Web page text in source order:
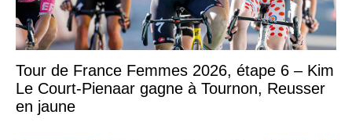
Tour de France Femmes 2026, étape 6 – Kim
Le Court-Pienaar gagne à Tournon, Reusser
en jaune